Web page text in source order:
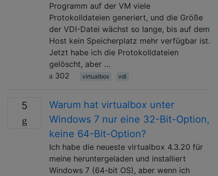
Programm auf der VM viele
Protokolldateien generiert, und die Größe
der VDI-Datei wächst so lange, bis auf dem
Host kein Speicherplatz mehr verfügbar ist.
Jetzt habe ich die Protokolldateien
gelöscht, aber …
302
virtualbox vdi
5
Warum hat virtualbox unter
Windows 7 nur eine 32-Bit-Option,
keine 64-Bit-Option?
Ich habe die neueste virtualbox 4.3.20 für
meine heruntergeladen und installiert
Windows 7 (64-bit OS), aber wenn ich